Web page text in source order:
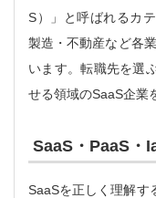
S）」と呼ばれるカ
製造・不動産など各
います。転職先を選
せる領域のSaaS企業
SaaS・PaaS・
SaaSを正しく理解す